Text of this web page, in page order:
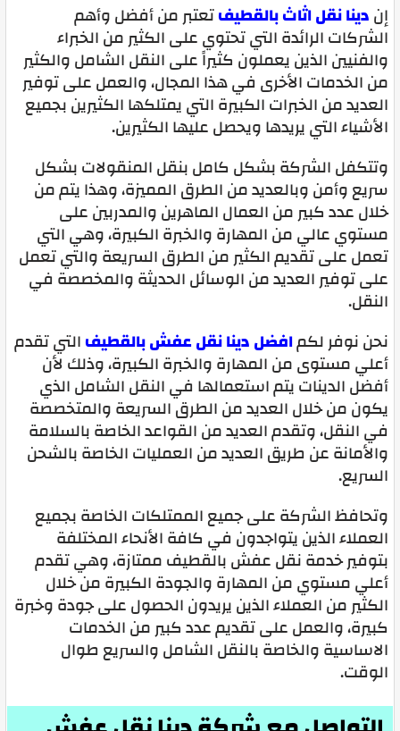
إندينا نقل اثاث بالقطيفتعتبر من أفضل وأهم
الشركات الرائدة التي تحتوي على الكثير من الخبراء
والفنيين الذين يعملون كثيراً على النقل الشامل والكثير
من الخدمات الأخرى في هذا المجال، والعمل على توفير
العديد من الخبرات الكبيرة التي يمتلكها الكثيرين بجميع
الأشياء التي يريدها ويحصل عليها الكثيرين.
وتتكفل الشركة بشكل كامل بنقل المنقولات بشكل
سريع وأمن وبالعديد من الطرق المميزة، وهذا يتم من
خلال عدد كبير من العمال الماهرين والمدربين على
مستوي عالي من المهارة والخبرة الكبيرة، وهي التي
تعمل على تقديم الكثير من الطرق السريعة والتي تعمل
على توفير العديد من الوسائل الحديثة والمخصصة في
النقل.
نحن نوفر لكمافضل دينا نقل عفش بالقطيفالتي تقدم
أعلي مستوى من المهارة والخبرة الكبيرة، وذلك لأن
أفضل الدينات يتم استعمالها في النقل الشامل الذي
يكون من خلال العديد من الطرق السريعة والمتخصصة
في النقل، وتقدم العديد من القواعد الخاصة بالسلامة
والأمانة عن طريق العديد من العمليات الخاصة بالشحن
السريع.
وتحافظ الشركة على جميع الممتلكات الخاصة بجميع
العملاء الذين يتواجدون في كافة الأنحاء المختلفة
بتوفير خدمة نقل عفش بالقطيف ممتازة، وهي تقدم
أعلي مستوي من المهارة والجودة الكبيرة من خلال
الكثير من العملاء الذين يريدون الحصول على جودة وخبرة
كبيرة، والعمل على تقديم عدد كبير من الخدمات
الاساسية والخاصة بالنقل الشامل والسريع طوال
الوقت.